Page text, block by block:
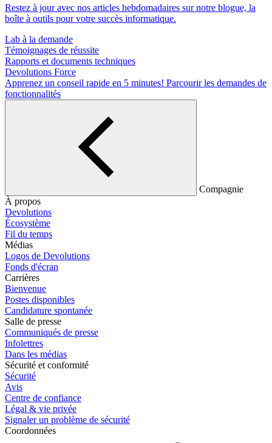
Restez à jour avec nos articles hebdomadaires sur notre blogue, la
boîte à outils pour votre succès informatique.
Lab à la demande
Témoignages de réussite
Rapports et documents techniques
Devolutions Force
Apprenez un conseil rapide en 5 minutes! Parcourir les demandes de
fonctionnalités
Compagnie
À propos
Devolutions
Écosystème
Fil du temps
Médias
Logos de Devolutions
Fonds d'écran
Carrières
Bienvenue
Postes disponibles
Candidature spontanée
Salle de presse
Communiqués de presse
Infolettres
Dans les médias
Sécurité et conformité
Sécurité
Avis
Centre de confiance
Légal & vie privée
Signaler un problème de sécurité
Coordonnées